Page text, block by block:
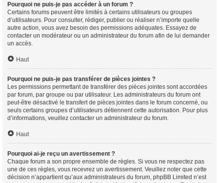
Pourquoi ne puis-je pas accéder à un forum ?
Certains forums peuvent être limités à certains utilisateurs ou groupes
d’utilisateurs. Pour consulter, rédiger, publier ou réaliser n’importe quelle
autre action, vous avez besoin des permissions adéquates. Essayez de
contacter un modérateur ou un administrateur du forum afin de lui demander
un accès.
Haut
Pourquoi ne puis-je pas transférer de pièces jointes ?
Les permissions permettant de transférer des pièces jointes sont accordées
par forum, par groupe ou par utilisateur. Les administrateurs du forum ont
peut-être désactivé le transfert de pièces jointes dans le forum concerné, ou
seuls certains groupes d’utilisateurs détiennent cette autorisation. Pour plus
d’informations, veuillez contacter un administrateur du forum.
Haut
Pourquoi ai-je reçu un avertissement ?
Chaque forum a son propre ensemble de règles. Si vous ne respectez pas
une de ces règles, vous recevrez un avertissement. Veuillez noter que cette
décision n’appartient qu’aux administrateurs du forum, phpBB Limited n’est